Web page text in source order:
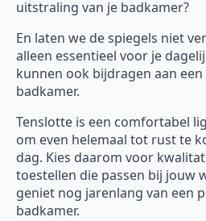
uitstraling van je badkamer?
En laten we de spiegels niet
alleen essentieel voor je
kunnen ook bijdragen aan
badkamer.
Tenslotte is een comfortabel
om even helemaal tot rust te
dag. Kies daarom voor
toestellen die passen bij jouw
geniet nog jarenlang van een
badkamer.